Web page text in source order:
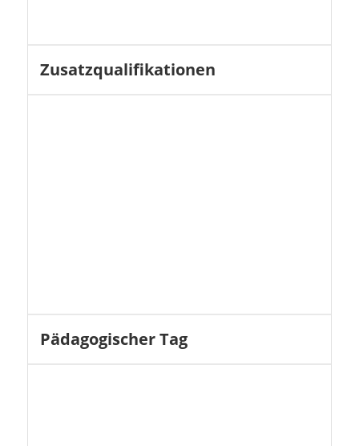
Zusatzqualifikationen
Pädagogischer Tag